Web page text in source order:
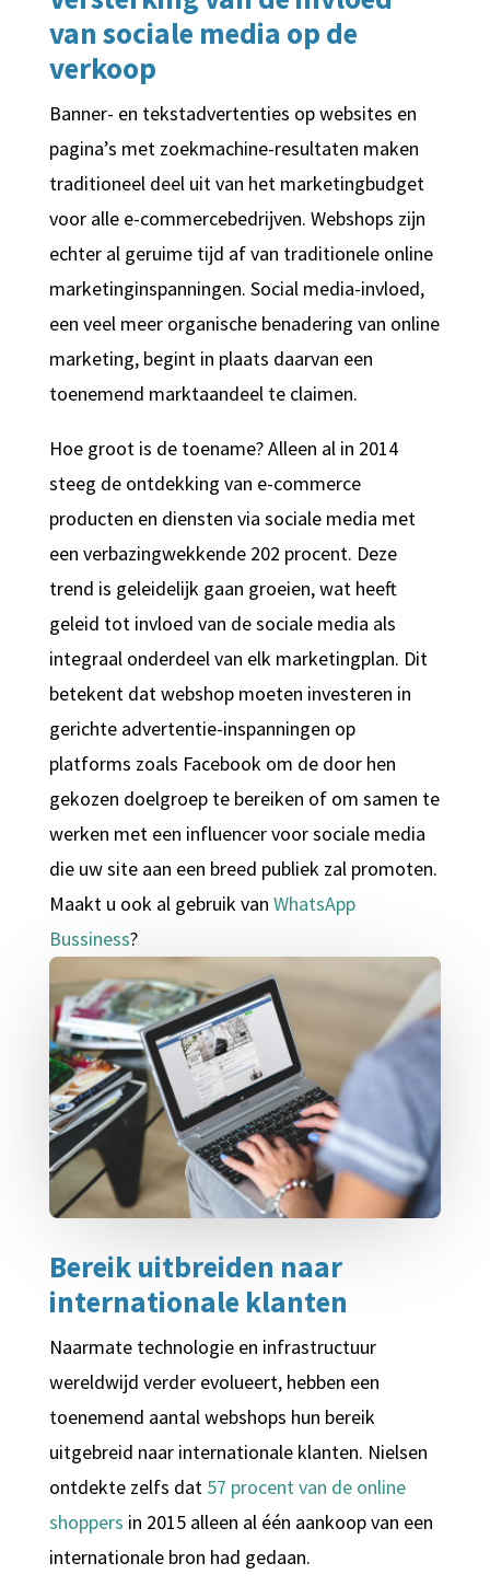
van sociale media op de
verkoop
Banner- en tekstadvertenties op websites en
pagina’s met zoekmachine-resultaten maken
traditioneel deel uit van het marketingbudget
voor alle e-commercebedrijven. Webshops zijn
echter al geruime tijd af van traditionele online
marketinginspanningen. Social media-invloed,
een veel meer organische benadering van online
marketing, begint in plaats daarvan een
toenemend marktaandeel te claimen.
Hoe groot is de toename? Alleen al in 2014
steeg de ontdekking van e-commerce
producten en diensten via sociale media met
een verbazingwekkende 202 procent. Deze
trend is geleidelijk gaan groeien, wat heeft
geleid tot invloed van de sociale media als
integraal onderdeel van elk marketingplan. Dit
betekent dat webshop moeten investeren in
gerichte advertentie-inspanningen op
platforms zoals Facebook om de door hen
gekozen doelgroep te bereiken of om samen te
werken met een influencer voor sociale media
die uw site aan een breed publiek zal promoten.
Maakt u ook al gebruik van WhatsApp
Bussiness?
Bereik uitbreiden naar
internationale klanten
Naarmate technologie en infrastructuur
wereldwijd verder evolueert, hebben een
toenemend aantal webshops hun bereik
uitgebreid naar internationale klanten. Nielsen
ontdekte zelfs dat 57 procent van de online
shoppers in 2015 alleen al één aankoop van een
internationale bron had gedaan.